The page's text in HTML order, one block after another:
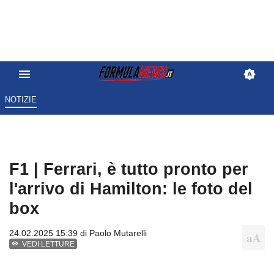
NOTIZIE
F1 | Ferrari, è tutto pronto per
l'arrivo di Hamilton: le foto del
box
24.02.2025 15:39 di Paolo Mutarelli
VEDI LETTURE